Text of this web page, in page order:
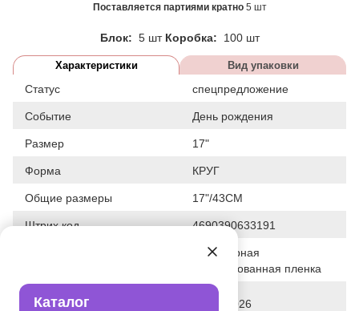
Каталог
Поставляется партиями кратно 5 шт
Блок: 5 шт Коробка: 100 шт
Характеристики Вид упаковки
Статус спецпредложение
Событие День рождения
Размер 17"
Форма КРУГ
Общие размеры 17"/43СМ
Штрих код 4690390633191
Полимерная
фольгированная пленка
Дата последнего изменения
28-01-2026